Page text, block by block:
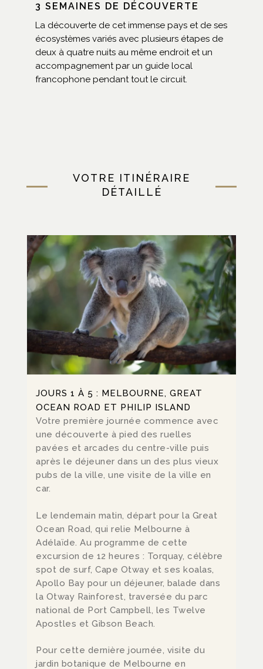
3 SEMAINES DE DÉCOUVERTE
La découverte de cet immense pays et de ses
écosystèmes variés avec plusieurs étapes de
deux à quatre nuits au même endroit et un
accompagnement par un guide local
francophone pendant tout le circuit.
VOTRE ITINÉRAIRE
DÉTAILLÉ
JOURS 1 À 5 : MELBOURNE, GREAT
OCEAN ROAD ET PHILIP ISLAND
Votre première journée commence avec
une découverte à pied des ruelles
pavées et arcades du centre-ville puis
après le déjeuner dans un des plus vieux
pubs de la ville, une visite de la ville en
car.
Le lendemain matin, départ pour la Great
Ocean Road, qui relie Melbourne à
Adélaïde. Au programme de cette
excursion de 12 heures : Torquay, célèbre
spot de surf, Cape Otway et ses koalas,
Apollo Bay pour un déjeuner, balade dans
la Otway Rainforest, traversée du parc
national de Port Campbell, les Twelve
Apostles et Gibson Beach.
Pour cette dernière journée, visite du
jardin botanique de Melbourne en